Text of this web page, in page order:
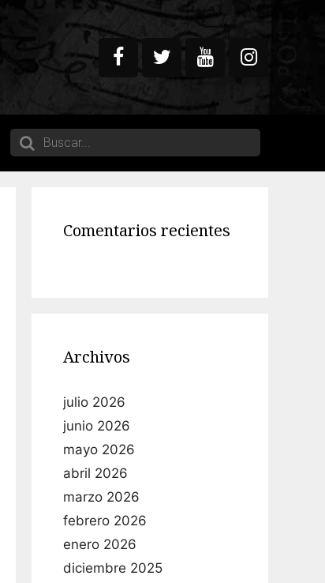
Comentarios recientes
Archivos
julio 2026
junio 2026
mayo 2026
abril 2026
marzo 2026
febrero 2026
enero 2026
diciembre 2025